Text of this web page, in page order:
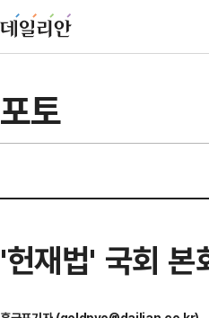
포토
'헌재법' 국회 본